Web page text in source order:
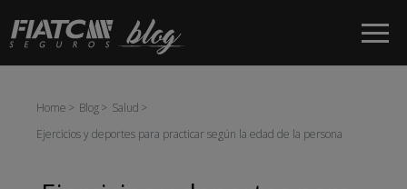
Saltar al contenido principal
Home Blog
Salud
Ejercicios y deportes para practicar según la edad de la persona